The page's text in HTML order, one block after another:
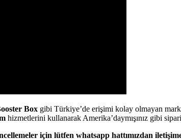
Box gibi Türkiye’de erişimi kolay olmayan
hizmetlerini kullanarak Amerika’daymışınız gibi
için lütfen whatsapp hattımızdan